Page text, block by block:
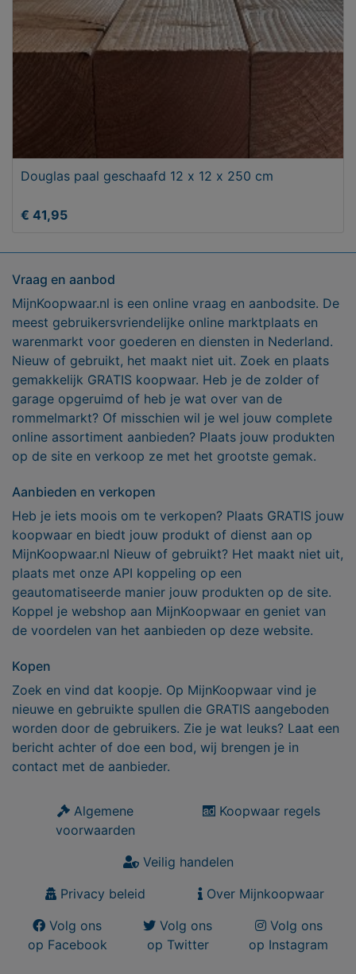
Douglas paal geschaafd 12 x 12 x 250 cm
€ 41,95
Vraag en aanbod
MijnKoopwaar.nl is een online vraag en aanbodsite. De
meest gebruikersvriendelijke online marktplaats en
warenmarkt voor goederen en diensten in Nederland.
Nieuw of gebruikt, het maakt niet uit. Zoek en plaats
gemakkelijk GRATIS koopwaar. Heb je de zolder of
garage opgeruimd of heb je wat over van de
rommelmarkt? Of misschien wil je wel jouw complete
online assortiment aanbieden? Plaats jouw produkten
op de site en verkoop ze met het grootste gemak.
Aanbieden en verkopen
Heb je iets moois om te verkopen? Plaats GRATIS jouw
koopwaar en biedt jouw produkt of dienst aan op
MijnKoopwaar.nl Nieuw of gebruikt? Het maakt niet uit,
plaats met onze API koppeling op een
geautomatiseerde manier jouw produkten op de site.
Koppel je webshop aan MijnKoopwaar en geniet van
de voordelen van het aanbieden op deze website.
Kopen
Zoek en vind dat koopje. Op MijnKoopwaar vind je
nieuwe en gebruikte spullen die GRATIS aangeboden
worden door de gebruikers. Zie je wat leuks? Laat een
bericht achter of doe een bod, wij brengen je in
contact met de aanbieder.
Algemene
voorwaarden
Koopwaar regels
Veilig handelen
Privacy beleid
Over Mijnkoopwaar
Volg ons
op Facebook
Volg ons
op Twitter
Volg ons
op Instagram